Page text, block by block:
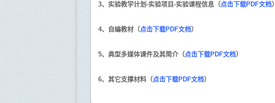
3、实验教学计划-实验项目-实验课程信息（点击下载PDF文档）
4、自编教材（点击下载PDF文档）
5、典型多媒体课件及其简介（点击下载PDF文档）
6、其它支撑材料（点击下载PDF文档）